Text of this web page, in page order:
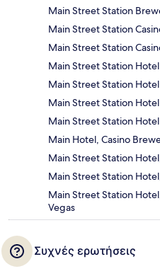
Main Street Station
Main Street Station
Main Street Station
Main Street Station
Main Street Station
Main Street Station
Main Street Station
Main Hotel, Casino
Main Street Station
Main Street Station
Main Street Station
Vegas
Συχνές ερωτήσεις